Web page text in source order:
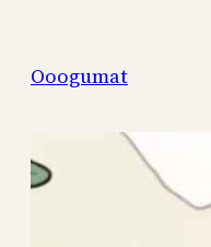
содержимому
Ooogumat